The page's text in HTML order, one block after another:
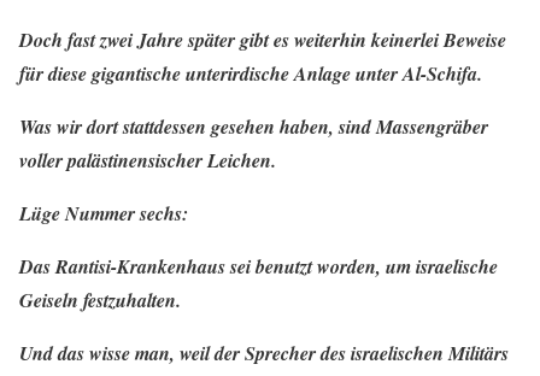
Doch fast zwei Jahre später gibt es weiterhin keinerlei Beweise
für diese gigantische unterirdische Anlage unter Al-Schifa.
Was wir dort stattdessen gesehen haben, sind Massengräber
voller palästinensischer Leichen.
Lüge Nummer sechs:
Das Rantisi-Krankenhaus sei benutzt worden, um israelische
Geiseln festzuhalten.
Und das wisse man, weil der Sprecher des israelischen Militärs